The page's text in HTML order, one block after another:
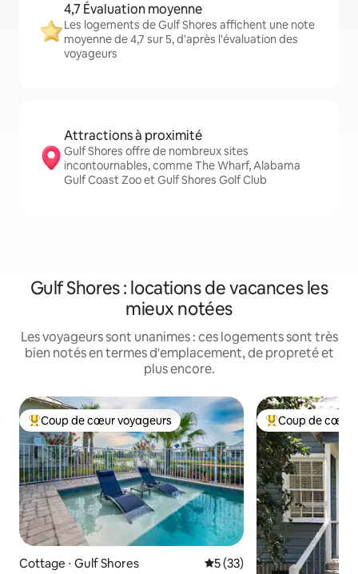
4,7 Évaluation moyenne
Les logements de Gulf Shores affichent une note
moyenne de 4,7 sur 5, d'après l'évaluation des
voyageurs
Attractions à proximité
Gulf Shores offre de nombreux sites
incontournables, comme The Wharf, Alabama
Gulf Coast Zoo et Gulf Shores Golf Club
Gulf Shores : locations de vacances les
mieux notées
Les voyageurs sont unanimes : ces logements sont très
bien notés en termes d'emplacement, de propreté et
plus encore.
Coups de cœur voyageurs les plus appréciés
Coup de cœur voyageurs
Cottage ⋅ Gulf Shores Évaluation moyenne sur la
5 (33)
Coups de cœur
Coup de cœur